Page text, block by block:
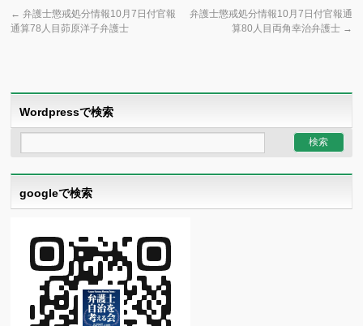
← 弁護士懲戒処分情報10月7日付官報
通算78人目茆原洋子弁護士
弁護士懲戒処分情報10月7日付官報通
算80人目両角幸治弁護士 →
Wordpressで検索
googleで検索